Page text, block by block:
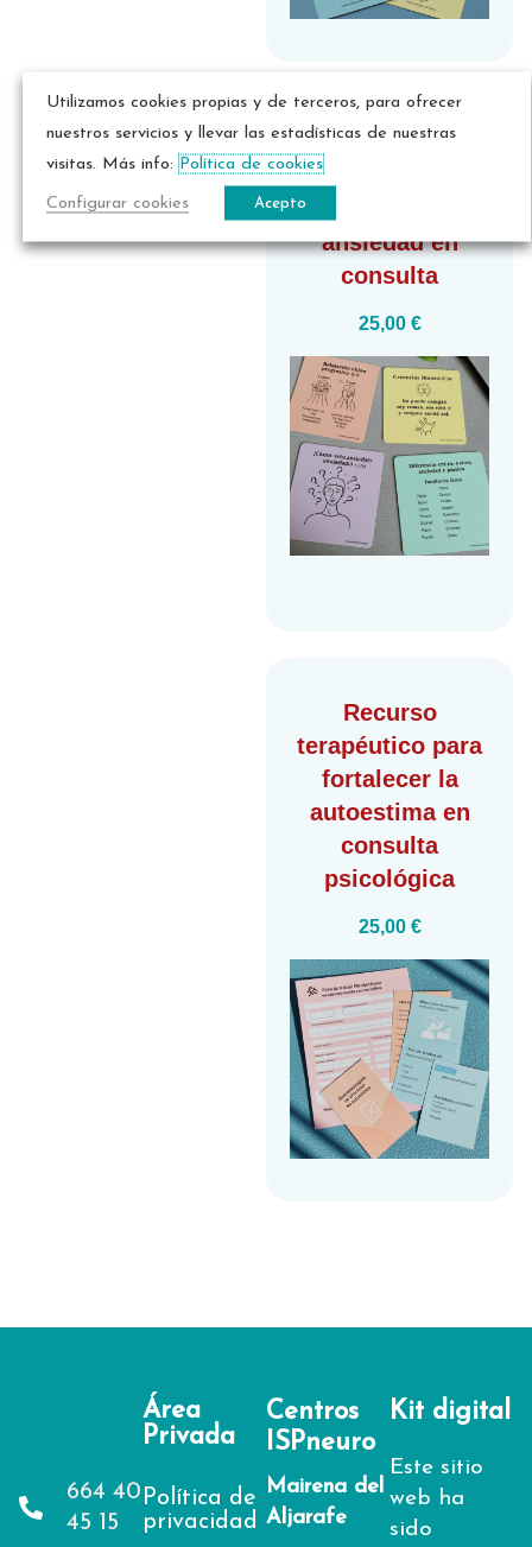
Material
psicoterapéutico
para
ansiedaden
consulta
25,00 €
Recurso
terapéutico para
fortalecer la
autoestimaen
consulta
psicológica
25,00 €
664 40
45 15
Área
Privada
Política de
privacidad
Centros
ISPneuro
Mairena del
Aljarafe
Kit digital
Este sitio
web ha
sido
Utilizamos cookies propias y de terceros, para ofrecer
nuestros servicios y llevar las estadísticas de nuestras
visitas. Más info: Política de cookies
Configurar cookies Acepto